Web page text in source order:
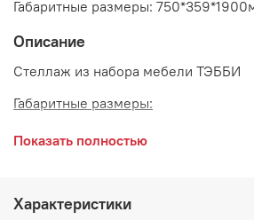
Габаритные размеры:
Описание
Стеллаж из набора мебели ТЭББИ
Габаритные размеры:
длина 750 мм
высота 1900 мм
Показать полностью
Характеристики